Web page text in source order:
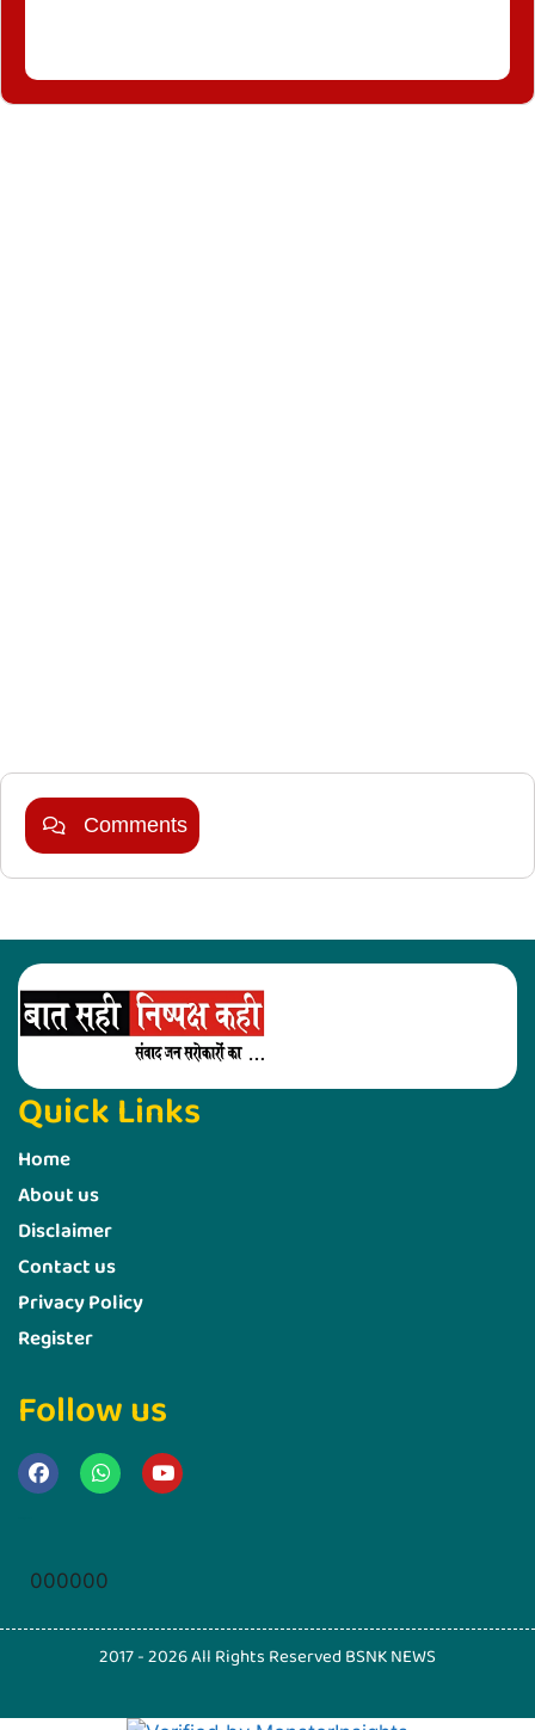
Comments
Quick Links
Home
About us
Disclaimer
Contact us
Privacy Policy
Register
Follow us
000000
2017 - 2026 All Rights Reserved BSNK NEWS